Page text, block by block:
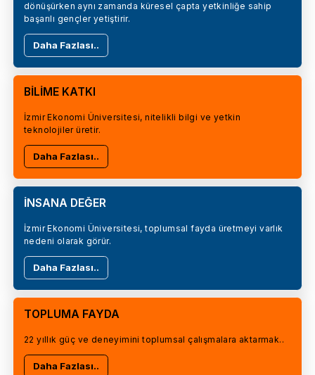
dönüşürken aynı zamanda küresel çapta yetkinliğe sahip
başarılı gençler yetiştirir.
Daha Fazlası..
BİLİME KATKI
İzmir Ekonomi Üniversitesi, nitelikli bilgi ve yetkin
teknolojiler üretir.
Daha Fazlası..
İNSANA DEĞER
İzmir Ekonomi Üniversitesi, toplumsal fayda üretmeyi varlık
nedeni olarak görür.
Daha Fazlası..
TOPLUMA FAYDA
22 yıllık güç ve deneyimini toplumsal çalışmalara aktarmak..
Daha Fazlası..